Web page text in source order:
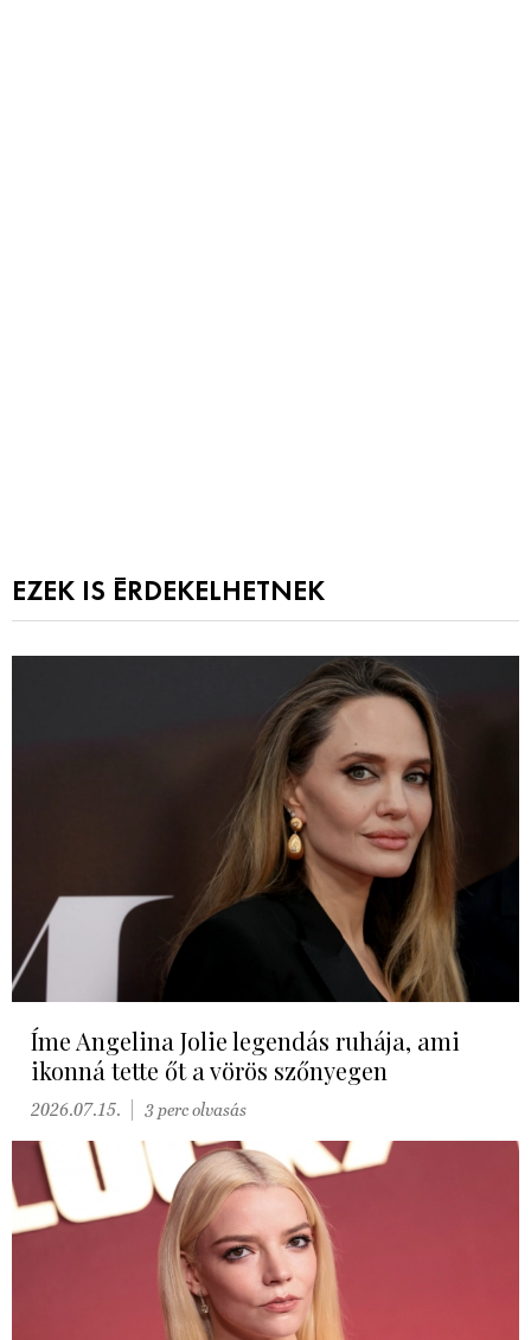
EZEK IS ÉRDEKELHETNEK
Íme Angelina Jolie legendás ruhája, ami
ikonná tette őt a vörös szőnyegen
2026.07.15. 3 perc olvasás